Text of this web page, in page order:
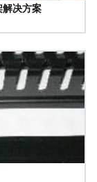
决方案